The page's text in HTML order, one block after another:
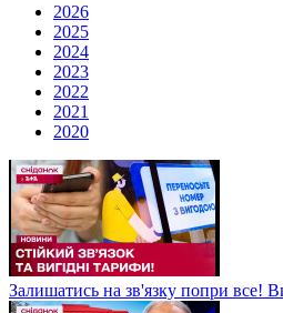
2026
2025
2024
2023
2022
2021
2020
Залишатись на зв'язку попри все!